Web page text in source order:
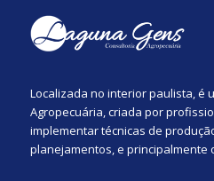
Localizada no interior paulista, é
Agropecuária, criada por
implementar técnicas de
planejamentos, e principalmente